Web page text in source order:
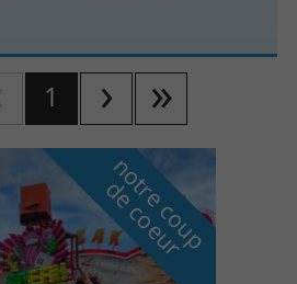
1
n
o
t
r
e
c
o
u
p
d
e
c
o
e
u
r